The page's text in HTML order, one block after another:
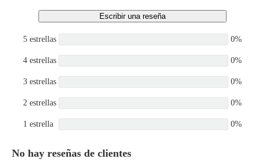
Escribir una reseña
5 estrellas 0%
4 estrellas 0%
3 estrellas 0%
2 estrellas 0%
1 estrella 0%
No hay reseñas de clientes